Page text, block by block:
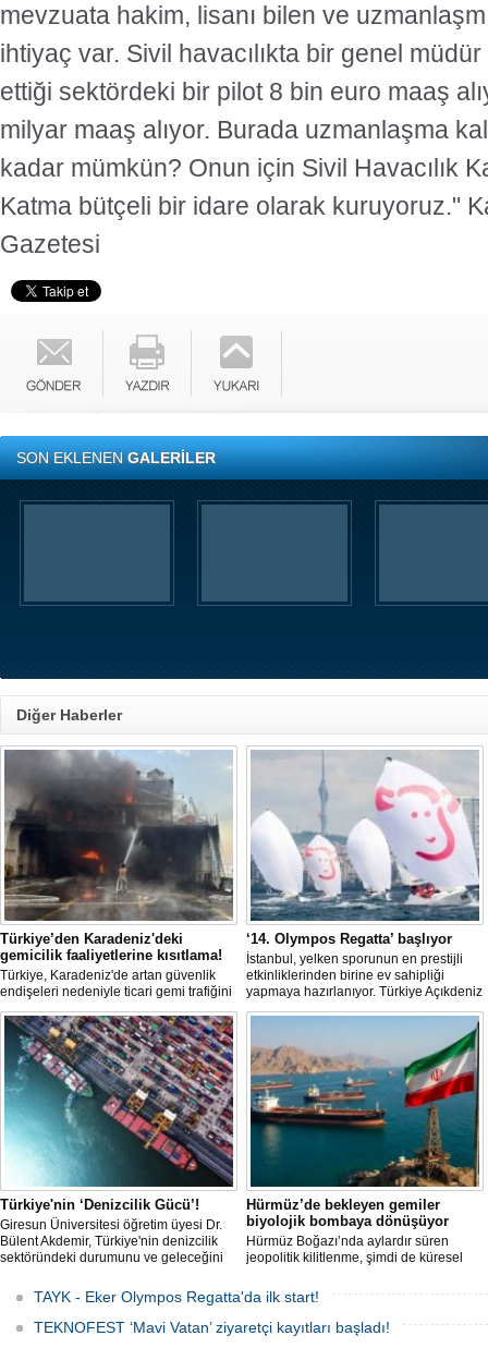
mevzuata hakim, lisanı bilen ve
ihtiyaç var. Sivil havacılıkta bir genel
ettiği sektördeki bir pilot 8 bin euro maaş
milyar maaş alıyor. Burada uzmanlaşma
kadar mümkün? Onun için Sivil Havacılık
Katma bütçeli bir idare olarak kuruyoruz."
Gazetesi
SON EKLENENGALERİLER
Diğer Haberler
Türkiye’den Karadeniz'deki
gemicilik faaliyetlerine kısıtlama!
Türkiye, Karadeniz'de artan güvenlik
endişeleri nedeniyle ticari gemi trafiğini
kısıtlamaya başladı. Bu durum,
bölgedeki gıda güvenliğini tehdit ediyor.
‘14. Olympos Regatta’ başlıyor
İstanbul, yelken sporunun en prestijli
etkinliklerinden birine ev sahipliği
yapmaya hazırlanıyor. Türkiye Açıkdeniz
Yarış Kulübü (TAYK), Türkiye Yelken
birliğiyle hayata geçirilecek olan 14.
TAYK - Eker Olympos Regatta, 7
Ağustos'ta start alacak ve 16 Ağustos'a
kadar deniz tutkunlarını bir araya
getirecek. "Rüzgâ
Türkiye'nin ‘Denizcilik Gücü’!
Giresun Üniversitesi öğretim üyesi Dr.
Bülent Akdemir, Türkiye'nin denizcilik
sektöründeki durumunu ve geleceğini
Hürmüz’de bekleyen gemiler
biyolojik bombaya dönüşüyor
Hürmüz Boğazı’nda aylardır süren
jeopolitik kilitlenme, şimdi de küresel
aralamış olabilir. Sıcak sularda
hareketsiz bekleyen binden fazla gemi,
istilacı deniz canlıları için devasa bir
üreme merkezine dönüşmüş durumda.
TAYK - Eker Olympos Regatta'da ilk start!
TEKNOFEST ‘Mavi Vatan’ ziyaretçi kayıtları başladı!